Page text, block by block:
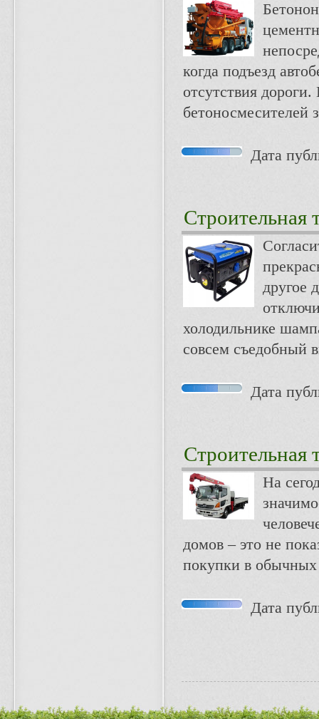
когда подъезд
отсутствия дороги.
бетоносмесителей
Дата
Строительная
другое
холодильнике
совсем съедобный
Дата
Строительная
На
домов – это не
покупки в
Дата